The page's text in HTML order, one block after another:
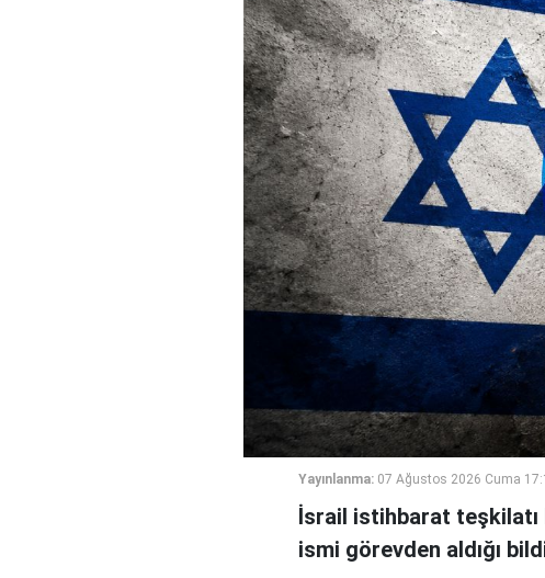
Yayınlanma: 07 Ağustos 2026 Cuma
İsrail istihbarat teşkilatı
ismi görevden aldığı